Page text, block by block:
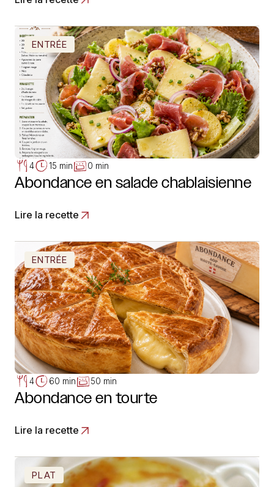
ENTRÉE
4 15 min 0 min
Abondance en salade chablaisienne
Lire la recette
ENTRÉE
4 60 min 50 min
Abondance en tourte
Lire la recette
PLAT